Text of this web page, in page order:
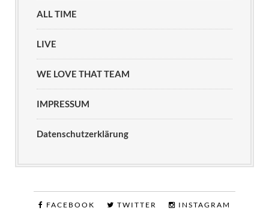
ALL TIME
LIVE
WE LOVE THAT TEAM
IMPRESSUM
Datenschutzerklärung
FACEBOOK TWITTER INSTAGRAM